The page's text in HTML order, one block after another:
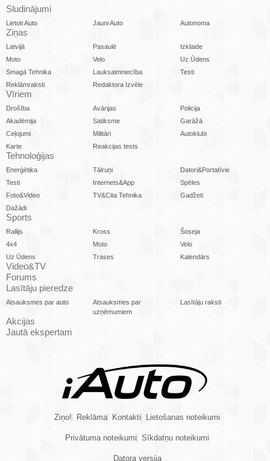
Sludinājumi
Lietoti Auto Jauni Auto Autonoma
Ziņas
Latvijā Pasaulē
Izklaide
Moto
Velo
Uz Ūdens
Smagā Tehnika
Lauksaimniecība
Testi
Reklāmraksti
Redaktora Izvēle
Vīriem
Drošība Avārijas
Policija
Akadēmija
Satiksme
Garāžā
Ceļojumi
Militāri
Autoklubi
Karte
Reakcijas tests
Tehnoloģijas
Enerģētika Tālruņi
Datori&Portatīvie
Testi
Internets&App
Spēles
Foto&Video
TV&Cita Tehnika
Gadžeti
Dažādi
Sports
Rallijs Kross
Šoseja
4x4
Moto
Velo
Uz Ūdens
Trases Kalendārs
Video&TV
Forums
Lasītāju pieredze
Atsauksmes par auto
Atsauksmes par
uzņēmumiem
Lasītāju raksti
Akcijas
Jautā ekspertam
Ziņo! Reklāma Kontakti Lietošanas noteikumi
Privātuma noteikumi Sīkdatņu noteikumi
Datora versija